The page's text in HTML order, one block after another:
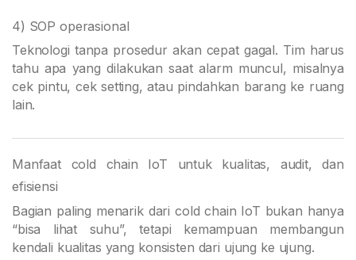
4) SOP operasional
Teknologi tanpa prosedur akan cepat gagal. Tim harus
tahu apa yang dilakukan saat alarm muncul, misalnya
cek pintu, cek setting, atau pindahkan barang ke ruang
lain.
Manfaat cold chain IoT untuk kualitas, audit, dan
efisiensi
Bagian paling menarik dari cold chain IoT bukan hanya
“bisa lihat suhu”, tetapi kemampuan membangun
kendali kualitas yang konsisten dari ujung ke ujung.